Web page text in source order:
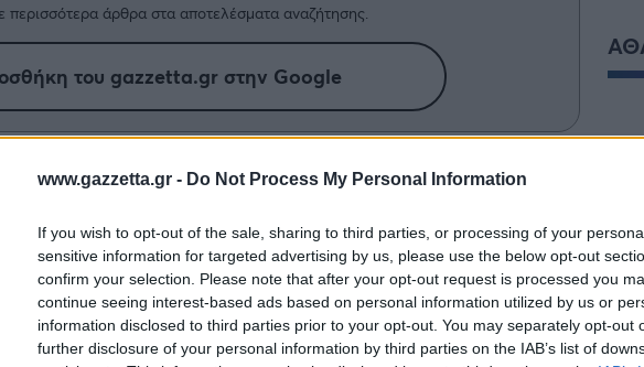
www.gazzetta.gr - Do Not Process My Personal Information
If you wish to opt-out of the sale, sharing to third parties, or processing of your
sensitive information for targeted advertising by us, please use the below opt-out
confirm your selection. Please note that after your opt-out request is processed you
continue seeing interest-based ads based on personal information utilized by us or
information disclosed to third parties prior to your opt-out. You may separately opt-out
further disclosure of your personal information by third parties on the IAB’s list of
περισσότερα άρθρα στα αποτελέσματα αναζήτησης.
του gazzetta.gr στην Google
event του Νίκου Βέρτη στην Μύκονο, δύο